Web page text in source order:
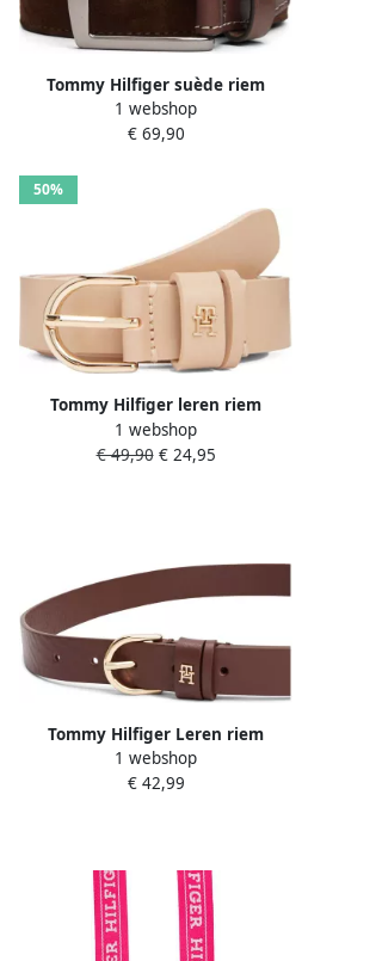
Tommy Hilfiger suède riem
Denton Elevated bruin
1 webshop
€ 69,90
50%
Tommy Hilfiger leren riem
Essential Effortless beige
1 webshop
€ 49,90€ 24,95
Tommy Hilfiger Leren riem
ESSENTIAL EFFORTLESS 2.5 GOLD
Logo-embleem zachte haptiek
1 webshop
€ 42,99